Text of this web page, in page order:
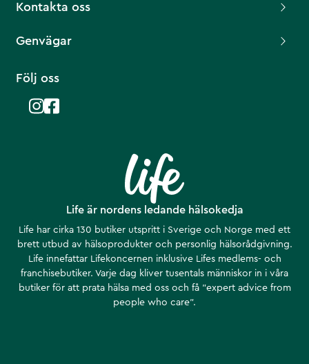
Life är nordens ledande hälsokedja
Life har cirka 130 butiker utspritt i Sverige och Norge med ett
brett utbud av hälsoprodukter och personlig hälsorådgivning.
Life innefattar Lifekoncernen inklusive Lifes medlems- och
franchisebutiker. Varje dag kliver tusentals människor in i våra
butiker för att prata hälsa med oss och få ”expert advice from
people who care”.
Kontakta oss
Genvägar
Följ oss